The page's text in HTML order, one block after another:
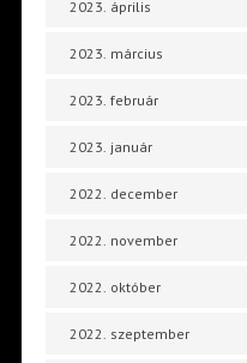
2023. április
2023. március
2023. február
2023. január
2022. december
2022. november
2022. október
2022. szeptember